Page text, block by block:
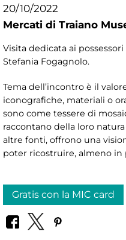
20/10/2022
Mercati di Traiano
Visita dedicata ai
Stefania Fogagnolo.
Tema dell’incontro è il
iconografiche, materiali o
sono come tessere di
raccontano della loro
altre fonti, offrono una
poter ricostruire, almeno in
Gratis con la MIC card